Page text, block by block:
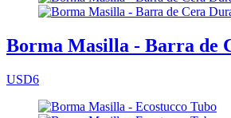
Borma Masilla - Barra de
USD6